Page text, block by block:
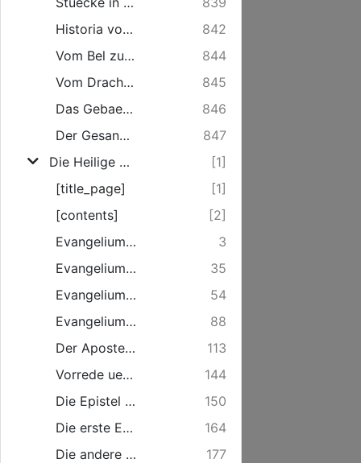
Historia von der Susanna und Daniel.
842
Vom Bel zu Babel.
844
Vom Drachen zu Babel.
845
Das Gebaet Asariae. In das dritte Capitel Danielis, nach dem 23. Vers gehoerig.
846
Der Gesang der dreyen Maenner im Feuer. Dan. 3. aus dem Griechischen.
847
Die Heilige Schrift Neuen Testaments Unsers Herrn Jesu Christi: Nach der Teutschen Ubersetzung D, Martin Luthers
[1]
[title_page]
[1]
[contents]
[2]
Evangelium S. Matthaei.
3
Evangelium S. Marci.
35
Evangelium S. Lucae.
54
Evangelium S. Johannis.
88
Der Apostel Geschichte St. Lucae.
113
Vorrede ueber die Epistel St. Pauli an die Roemer.
144
Die Epistel S. Pauli an die Roemer.
150
Die erste Epistel S. Pauli an die Corinther.
164
Die andere Epistel S. Pauli an die Corinther.
177